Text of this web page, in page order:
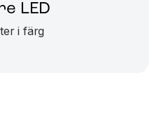
LED
i färg